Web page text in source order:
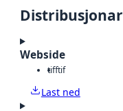
Distribusjonar
Webside
tifftif
Last ned